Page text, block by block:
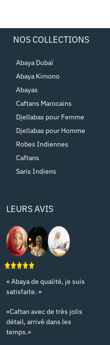
NOS COLLECTIONS
Abaya Dubaï
Abaya Kimono
Abayas
Caftans Marocains
Djellabas pour Femme
Djellabas pour Homme
Robes Indiennes
Caftans
Saris Indiens
LEURS AVIS
« Abaya de qualité, je suis
satisfaite. »
«Caftan avec de très jolis
détail, arrivé dans les
temps.»